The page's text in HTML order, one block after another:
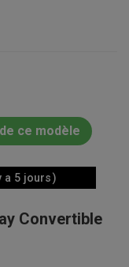
ce modèle
a 5 jours )
Convertible